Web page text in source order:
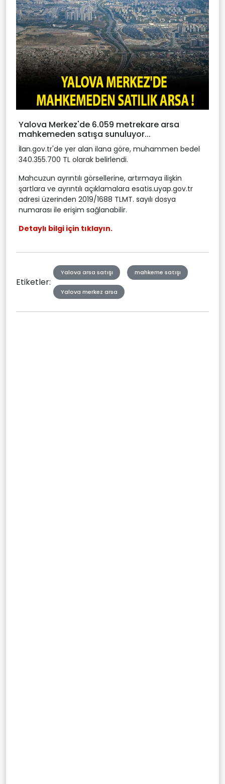
Yalova Merkez'de 6.059 metrekare arsa
mahkemeden satışa sunuluyor...
İlan.gov.tr'de yer alan ilana göre, muhammen bedel
340.355.700 TL olarak belirlendi.
Mahcuzun ayrıntılı görsellerine, artırmaya ilişkin
şartlara ve ayrıntılı açıklamalara esatis.uyap.gov.tr
adresi üzerinden 2019/1688 TLMT. sayılı dosya
numarası ile erişim sağlanabilir.
Detaylı bilgi için tıklayın.
Etiketler:
Yalova arsa satışı mahkeme satışı
Yalova merkez arsa